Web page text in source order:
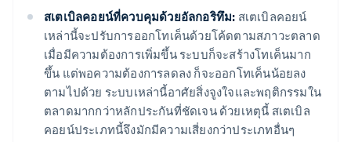
สเตเบิลคอยน์ที่ควบคุมด้วยอัลกอริทึม: สเตเบิลคอยน์
เหล่านี้จะปรับการออกโทเค็นด้วยโค้ดตามสภาวะตลาด
เมื่อมีความต้องการเพิ่มขึ้น ระบบก็จะสร้างโทเค็นมาก
ขึ้น แต่พอความต้องการลดลง ก็จะออกโทเค็นน้อยลง
ตามไปด้วย ระบบเหล่านี้อาศัยสิ่งจูงใจและพฤติกรรมใน
ตลาดมากกว่าหลักประกันที่ชัดเจน ด้วยเหตุนี้ สเตเบิล
คอยน์ประเภทนี้จึงมักมีความเสี่ยงกว่าประเภทอื่นๆ